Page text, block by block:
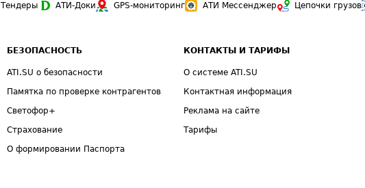
Тендеры АТИ-Доки GPS-мониторинг АТИ Мессенджер Цепочки грузов
БЕЗОПАСНОСТЬ
ATI.SU о безопасности
Памятка по проверке контрагентов
Светофор+
Страхование
О формировании Паспорта
КОНТАКТЫ И ТАРИФЫ
О системе ATI.SU
Контактная информация
Реклама на сайте
Тарифы